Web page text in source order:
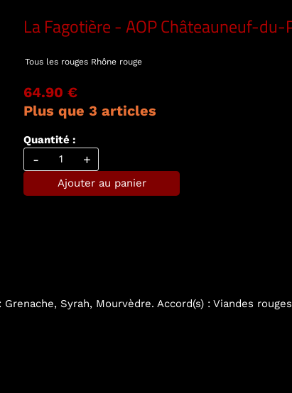
La Fagotière - AOP Châteauneuf-
Tous les rouges Rhône rouge
64.90 €
Plus que 3 articles
Quantité :
- +
Ajouter au panier
Syrah, Mourvèdre. Accord(s) : Viandes